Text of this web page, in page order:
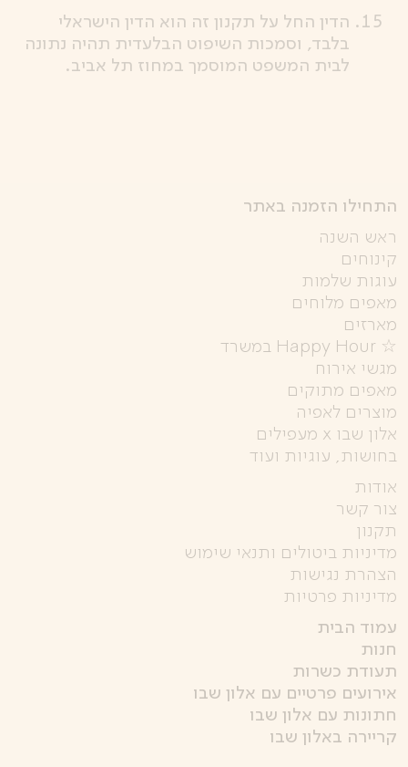
הדין החל על תקנון זה הוא הדין הישראלי
בלבד, וסמכות השיפוט הבלעדית תהיה נתונה
לבית המשפט המוסמך במחוז תל אביב.
התחילו הזמנה באתר
ראש השנה
קינוחים
עוגות שלמות
מאפים מלוחים
מארזים
☆ Happy Hour במשרד
מגשי אירוח
מאפים מתוקים
מוצרים לאפיה
אלון שבו x מעפילים
בחושות, עוגיות ועוד
אודות
צור קשר
תקנון
מדיניות ביטולים ותנאי שימוש
הצהרת נגישות
מדיניות פרטיות
עמוד הבית
חנות
תעודת כשרות
אירועים פרטיים עם אלון שבו
חתונות עם אלון שבו
קריירה באלון שבו